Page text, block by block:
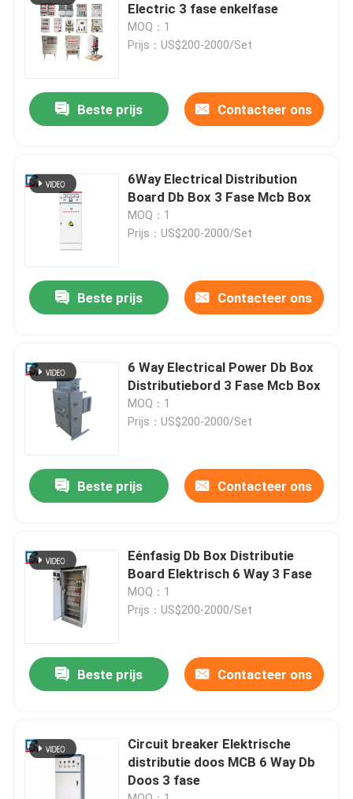
Producten
Ongeveer ons
Fabrieksreis
Contacteer ons
Gevallen
Verzoek om een Citaat
hoogspanningsmechanisme
Electric 3 fase enkelfase
MOQ：1
Prijs：US$200-2000/Set
Beste prijs Contacteer ons
6Way Electrical Distribution
Board Db Box 3 Fase Mcb Box
MOQ：1
Prijs：US$200-2000/Set
Beste prijs Contacteer ons
6 Way Electrical Power Db Box
Distributiebord 3 Fase Mcb Box
MOQ：1
Prijs：US$200-2000/Set
Beste prijs Contacteer ons
Eénfasig Db Box Distributie
Board Elektrisch 6 Way 3 Fase
MOQ：1
Prijs：US$200-2000/Set
Beste prijs Contacteer ons
Circuit breaker Elektrische
distributie doos MCB 6 Way Db
Doos 3 fase